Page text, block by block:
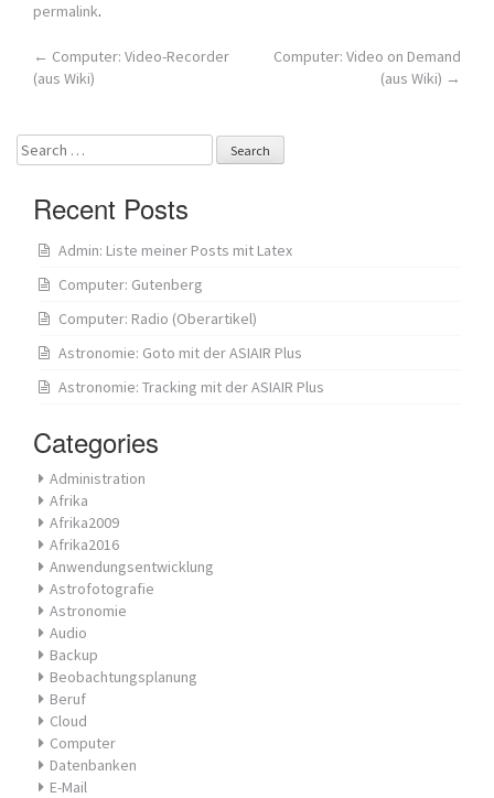
permalink.
Post
← Computer: Video-Recorder
(aus Wiki)
Computer: Video on Demand
(aus Wiki) →
Search
for:
Recent Posts
Admin: Liste meiner Posts mit Latex
Computer: Gutenberg
Computer: Radio (Oberartikel)
Astronomie: Goto mit der ASIAIR Plus
Astronomie: Tracking mit der ASIAIR Plus
Categories
Administration
Afrika
Afrika2009
Afrika2016
Anwendungsentwicklung
Astrofotografie
Astronomie
Audio
Backup
Beobachtungsplanung
Beruf
Cloud
Computer
Datenbanken
E-Mail